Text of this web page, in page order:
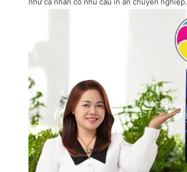
như cá nhân có nhu cầu in ấn chuyên nghiệp.